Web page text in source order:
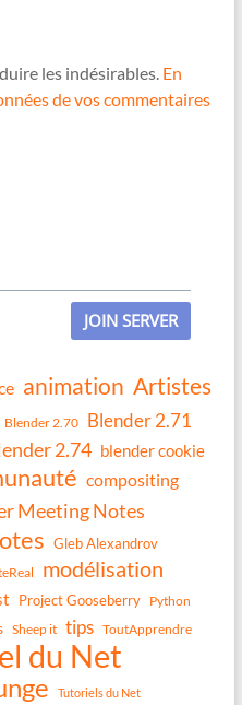
les indésirables. En
de vos commentaires
JOIN SERVER
animation Artistes
Blender 2.70
Blender 2.71
2.74 blender cookie
compositing
Meeting Notes
Gleb Alexandrov
modélisation
Project Gooseberry Python
Sheep it tips ToutApprendre
du Net
Tutoriels du Net